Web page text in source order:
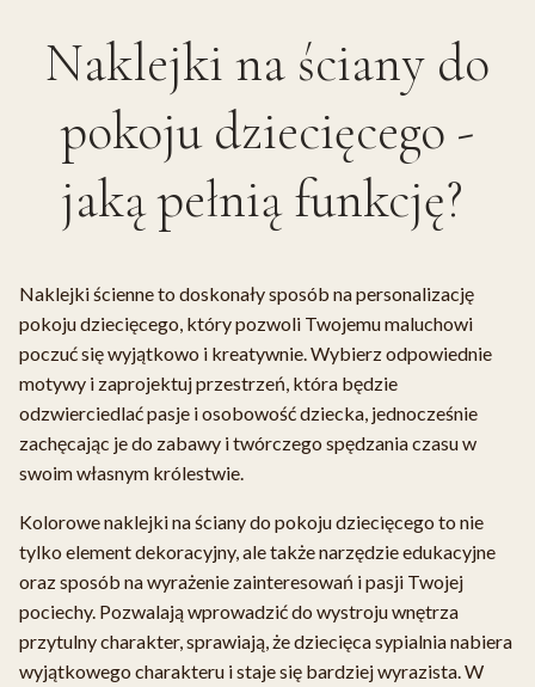
Naklejki na ściany do
pokoju dziecięcego -
jaką pełnią funkcję?
Naklejki ścienne to doskonały sposób na personalizację
pokoju dziecięcego, który pozwoli Twojemu maluchowi
poczuć się wyjątkowo i kreatywnie. Wybierz odpowiednie
motywy i zaprojektuj przestrzeń, która będzie
odzwierciedlać pasje i osobowość dziecka, jednocześnie
zachęcając je do zabawy i twórczego spędzania czasu w
swoim własnym królestwie.
Kolorowe naklejki na ściany do pokoju dziecięcego to nie
tylko element dekoracyjny, ale także narzędzie edukacyjne
oraz sposób na wyrażenie zainteresowań i pasji Twojej
pociechy. Pozwalają wprowadzić do wystroju wnętrza
przytulny charakter, sprawiają, że dziecięca sypialnia nabiera
wyjątkowego charakteru i staje się bardziej wyrazista. W